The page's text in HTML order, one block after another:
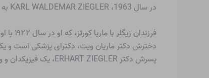
در سال 1963، KARL WALDEMAR ZIEGLER به همراه GIULIO NATTA برای تحقیقات خود در زمینه تولید پلیمرها با کاتالیزورهای آلی فلزی جایزه نوبل شیمی را دریافت کردند.
فرزندان زیگلر با ماریا کورتز، که او در سال ۱۹۲۲ با او ازدواج کرد، نیز وارد یک حرفه علمی شدند.
دخترش دکتر ماریان ویت، دکترای پزشکی است و
پسرش دکتر ERHART ZIEGLER، یک فیزیکدان و وکیل ثبت اختراع است.